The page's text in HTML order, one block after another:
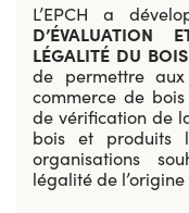
L’EPCH a
LÉGALITÉ DU
de permettre
commerce de
de vérification de
bois et produits
organisations
légalité de